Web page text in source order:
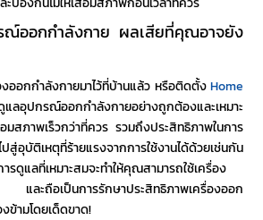
ณ์ออกกำลังกาย ผลเสียที่คุณอาจยัง
ออกกำลังกายมาไว้ที่บ้านแล้ว หรือติดตั้งHome
แลอุปกรณ์ออกกำลังกายอย่างถูกต้องและเหมาะ
สภาพเร็วกว่าที่ควร รวมถึงประสิทธิภาพในการ
สู่อุบัติเหตุที่ร้ายแรงจากการใช้งานได้ด้วยเช่นกัน
ารดูแลที่เหมาะสมจะทำให้คุณสามารถใช้เครื่อง
และถือเป็นการรักษาประสิทธิภาพเครื่องออก
ข้ามโดยเด็ดขาด!